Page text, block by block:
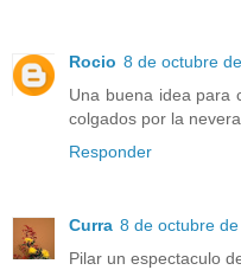
Rocio 8 de octubre
Una buena idea para
colgados por la
Responder
Curra 8 de octubre
Pilar un espectaculo